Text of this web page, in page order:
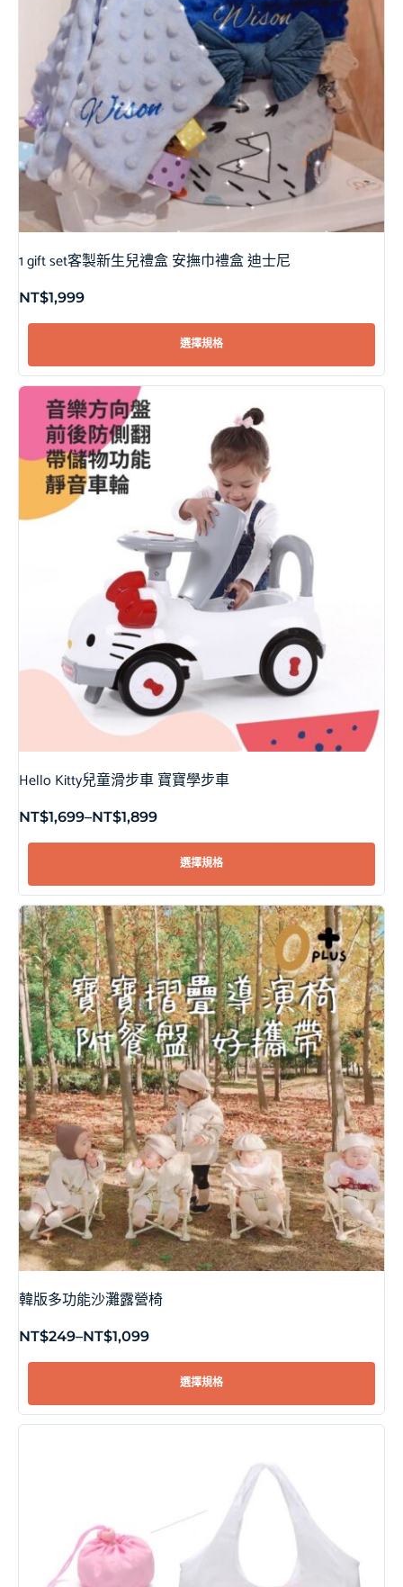
1 gift set客製新生兒禮盒 安撫巾禮盒 迪士尼
NT$1,999
選擇規格
Hello Kitty兒童滑步車 寶寶學步車
NT$1,699–NT$1,899
選擇規格
韓版多功能沙灘露營椅
NT$249–NT$1,099
選擇規格